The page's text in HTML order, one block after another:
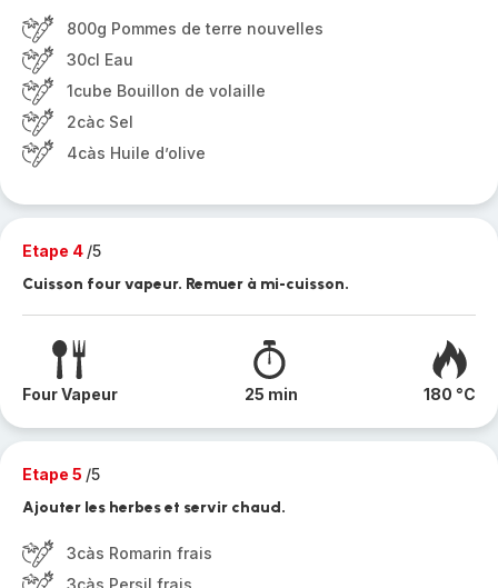
800g Pommes de terre nouvelles
30cl Eau
1cube Bouillon de volaille
2càc Sel
4càs Huile d’olive
Etape 4 /5
Cuisson four vapeur. Remuer à mi-cuisson.
Four Vapeur 25 min 180 °C
Etape 5 /5
Ajouter les herbes et servir chaud.
3càs Romarin frais
3càs Persil frais